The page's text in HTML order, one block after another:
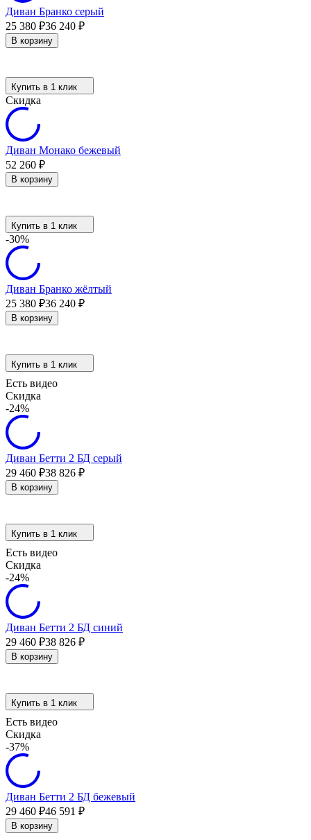
Диван Бранко серый
25 380 ₽36 240 ₽
В корзину
Купить в 1 клик
Скидка
Диван Монако бежевый
52 260 ₽
В корзину
Купить в 1 клик
-30%
Диван Бранко жёлтый
25 380 ₽36 240 ₽
В корзину
Купить в 1 клик
Есть видео
Скидка
-24%
Диван Бетти 2 БД серый
29 460 ₽38 826 ₽
В корзину
Купить в 1 клик
Есть видео
Скидка
-24%
Диван Бетти 2 БД синий
29 460 ₽38 826 ₽
В корзину
Купить в 1 клик
Есть видео
Скидка
-37%
Диван Бетти 2 БД бежевый
29 460 ₽46 591 ₽
В корзину